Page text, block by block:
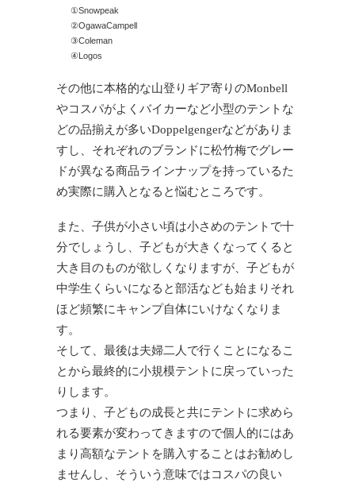
①Snowpeak
②OgawaCampell
③Coleman
④Logos
その他に本格的な山登りギア寄りのMonbell
やコスパがよくバイカーなど小型のテントな
どの品揃えが多いDoppelgengerなどがありま
すし、それぞれのブランドに松竹梅でグレー
ドが異なる商品ラインナップを持っているた
め実際に購入となると悩むところです。
また、子供が小さい頃は小さめのテントで十
分でしょうし、子どもが大きくなってくると
大き目のものが欲しくなりますが、子どもが
中学生くらいになると部活なども始まりそれ
ほど頻繁にキャンプ自体にいけなくなりま
す。
そして、最後は夫婦二人で行くことになるこ
とから最終的に小規模テントに戻っていった
りします。
つまり、子どもの成長と共にテントに求めら
れる要素が変わってきますので個人的にはあ
まり高額なテントを購入することはお勧めし
ませんし、そういう意味ではコスパの良い